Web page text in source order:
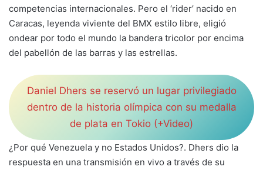
competencias internacionales. Pero el ‘rider’ nacido en
Caracas, leyenda viviente del BMX estilo libre, eligió
ondear por todo el mundo la bandera tricolor por encima
del pabellón de las barras y las estrellas.
Daniel Dhers se reservó un lugar privilegiado
dentro de la historia olímpica con su medalla
de plata en Tokio (+Video)
¿Por qué Venezuela y no Estados Unidos?. Dhers dio la
respuesta en una transmisión en vivo a través de su